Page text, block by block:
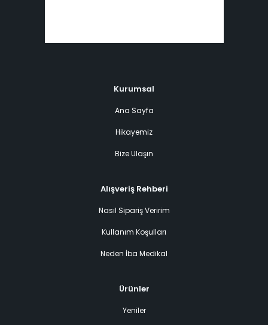
Kurumsal
Ana Sayfa
Hikayemiz
Bize Ulaşın
Alışveriş Rehberi
Nasıl Sipariş Veririm
Kullanım Koşulları
Neden İba Medikal
Ürünler
Yeniler